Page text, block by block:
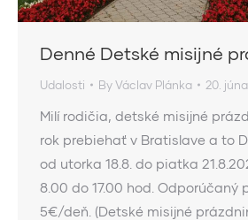
Denné Detské misijné
Udalosti ByVáclav Plánka 20.
Milí rodičia, detské misijné
rok prebiehať v Bratislave a to
od utorka 18.8. do piatka
8.00 do 17.00 hod. Odporúčaný
5€/deň. (Detské misijné